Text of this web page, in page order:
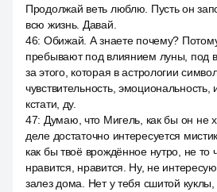
Продолжай веть люблю. Пусть он
всю жизнь. Давай.
46: Обижай. А знаете почему?
пребывают под влиянием луны, под
за этого, которая в астрологии
чувствительность, эмоциональность,
кстати, ду.
47: Думаю, что Мигель, как бы он не
деле достаточно интересуется
как бы твоё врождённое нутро, не то
нравится, нравится. Ну, не
залез дома. Нет у тебя сшитой куклы,